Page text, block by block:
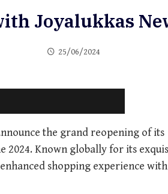
Joyalukkas
25/06/2024
the grand reopening of its
2024. Known globally for its
shopping experience with